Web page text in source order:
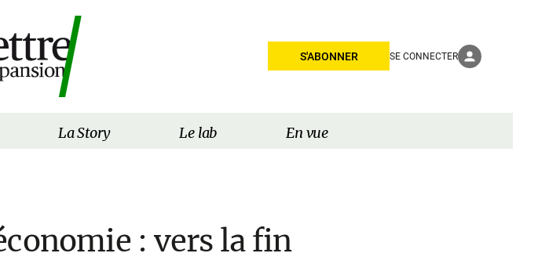
S'ABONNER SE CONNECTER
La Story Le lab En vue
: vers la fin